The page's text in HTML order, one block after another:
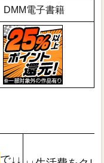
DMM電子書籍
で↓↓